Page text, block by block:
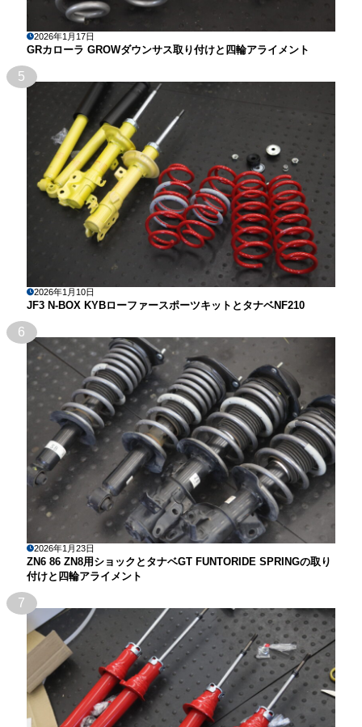
2026年1月17日
GRカローラ GROWダウンサス取り付けと四輪アライメント
5
2026年1月10日
JF3 N-BOX KYBローファースポーツキットとタナベNF210
6
2026年1月23日
ZN6 86 ZN8用ショックとタナベGT FUNTORIDE SPRINGの取り
付けと四輪アライメント
7